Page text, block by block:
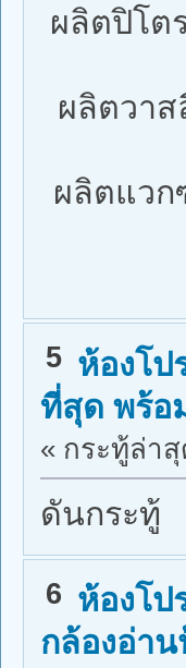
ผลิตปิโต
ผลิตวาส
ผลิตแวก
5 ห้องโ
ที่สุด พร้อ
« กระทู้ล่า
ดันกระทู้
6 ห้องโ
กล้องอ่าน